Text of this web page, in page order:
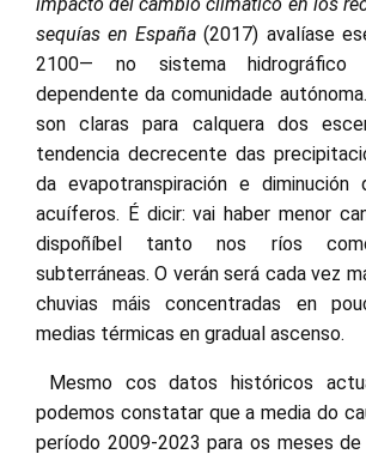
impacto del cambio climático en los
sequías en España (2017) avalíase
2100— no sistema hidrográfico
dependente da comunidade
son claras para calquera dos
tendencia decrecente das
da evapotranspiración e diminución
acuíferos. É dicir: vai haber menor
dispoñíbel tanto nos ríos
subterráneas. O verán será cada vez
chuvias máis concentradas en
medias térmicas en gradual ascenso.
Mesmo cos datos históricos
podemos constatar que a media do
período 2009-2023 para os meses